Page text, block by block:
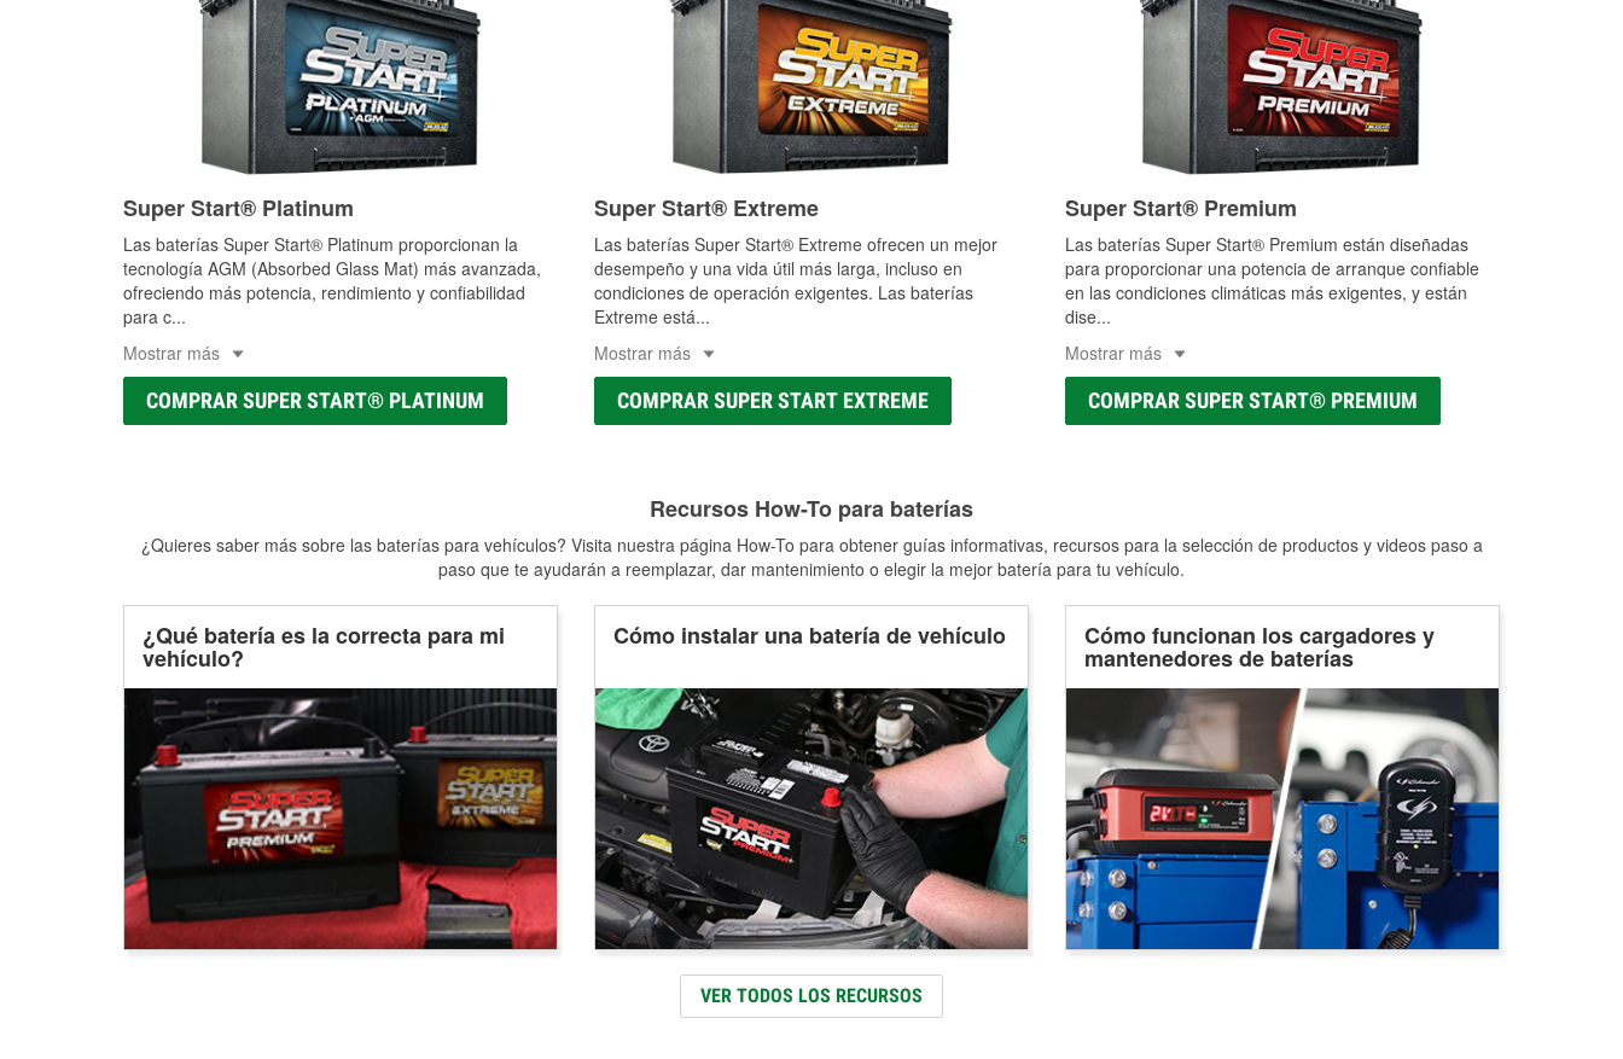
Super Start® Platinum
Las baterías Super Start® Platinum proporcionan la
tecnología AGM (Absorbed Glass Mat) más avanzada,
ofreciendo más potencia, rendimiento y confiabilidad
para c...
Mostrar más
COMPRAR SUPER START® PLATINUM
Super Start® Extreme
Las baterías Super Start® Extreme ofrecen un mejor
desempeño y una vida útil más larga, incluso en
condiciones de operación exigentes. Las baterías
Extreme está...
Mostrar más
COMPRAR SUPER START EXTREME
Super Start® Premium
Las baterías Super Start® Premium están diseñadas
para proporcionar una potencia de arranque confiable
en las condiciones climáticas más exigentes, y están
dise...
Mostrar más
COMPRAR SUPER START® PREMIUM
Recursos How-To para baterías
¿Quieres saber más sobre las baterías para vehículos? Visita nuestra página How-To para obtener guías informativas, recursos para la selección de productos y videos paso a
paso que te ayudarán a reemplazar, dar mantenimiento o elegir la mejor batería para tu vehículo.
¿Qué batería es la correcta para mi
vehículo?
Cómo instalar una batería de vehículo Cómo funcionan los cargadores y
mantenedores de baterías
VER TODOS LOS RECURSOS